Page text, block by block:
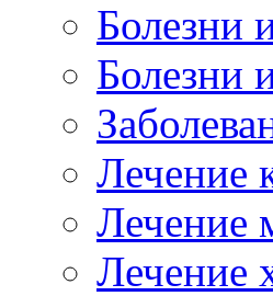
Болезни
Болезни
Лечение
Лечение
Лечение